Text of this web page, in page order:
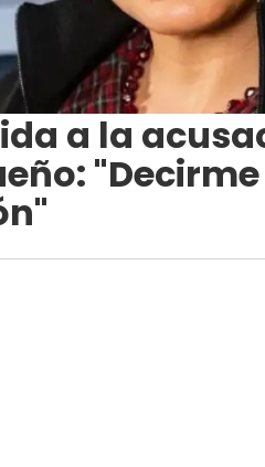
a la
"Decirme